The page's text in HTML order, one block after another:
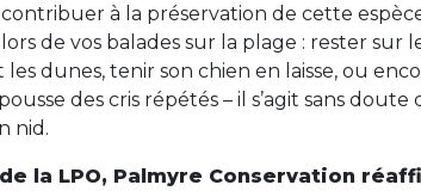
à la préservation de cette
de vos balades sur la plage : rester sur
dunes, tenir son chien en laisse, ou
des cris répétés – il s’agit sans doute
nid.
la LPO, Palmyre Conservation